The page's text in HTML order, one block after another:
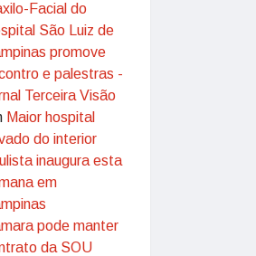
Facial do
São Luiz de
promove
e palestras -
Terceira Visão
Maior hospital
do interior
inaugura esta
em
pode manter
da SOU